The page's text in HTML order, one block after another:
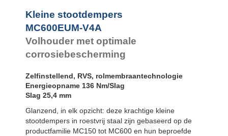
SC²650
MA30 tot MA900
PET20 tot
PET27
Kleine stootdempers
MC600EUM-V4A
Volhouder met optimale
corrosiebescherming
Zelfinstellend, RVS, rolmembraantechnologie
Energieopname 136 Nm/Slag
Slag 25,4 mm
Glanzend, in elk opzicht: deze krachtige kleine
stootdempers in roestvrij staal zijn gebaseerd op de
productfamilie MC150 tot MC600 en hun beproefde